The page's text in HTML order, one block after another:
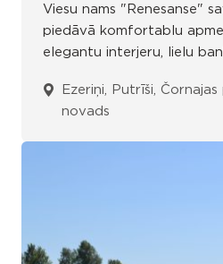
Viesu nams "Renesanse"
piedāvā komfortablu
elegantu interjeru, lielu
Ezeriņi, Putrīši,
novads